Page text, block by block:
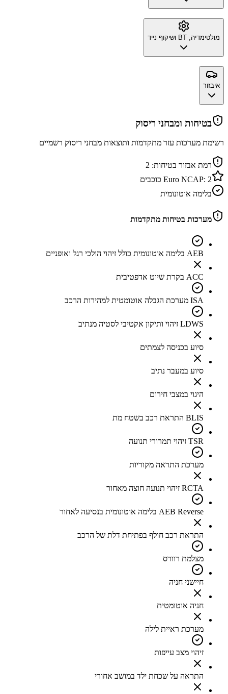
מולטימדיה, BT ושיקוף נייד
איבזור
בטיחות ומבחני ריסוק
רשימת מערכות עזר מתקדמות ותוצאות מבחני ריסוק רשמיים
רמת אבזור בטיחות: 2
Euro NCAP: 2
כוכבים
בלימה אוטונומית
מערכות בטיחות מתקדמות
AEB בלימה אוטונומית כולל זיהוי הולכי רגל ואופניים
ACC בקרת שיוט אדפטיבית
ISA מערכת הגבלה אוטומטית למהירות הרכב
LDWS זיהוי ותיקון אקטיבי לסטיה מנתיב
סיוע בכניסה לצמתים
סיוע במעבר נתיב
היגוי במצבי חירום
BLIS התראת רכב בשטח מת
TSR זיהוי תמרורי תנועה
מערכת התראה מקוריות
RCTA זיהוי תנועה חוצה מאחור
AEB Reverse בלימה אוטונומית בנסיעה לאחור
התראת רכב חולף בפתיחת דלת של הרכב
מצלמת רוורס
חיישני חניה
חניה אוטומטית
מערכת ראיית לילה
זיהוי מצב עייפות
התראה על שכחת ילד במושב אחורי